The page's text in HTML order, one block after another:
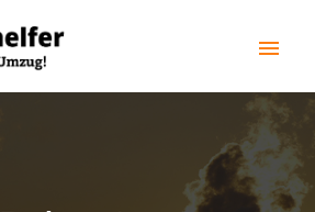
menu